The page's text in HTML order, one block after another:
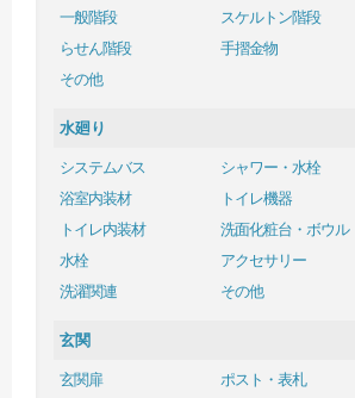
一般階段
スケルトン階段
らせん階段
手摺金物
その他
水廻り
システムバス
シャワー・水栓
浴室内装材
トイレ機器
トイレ内装材
洗面化粧台・ボウル
水栓
アクセサリー
洗濯関連
その他
玄関
玄関扉
ポスト・表札